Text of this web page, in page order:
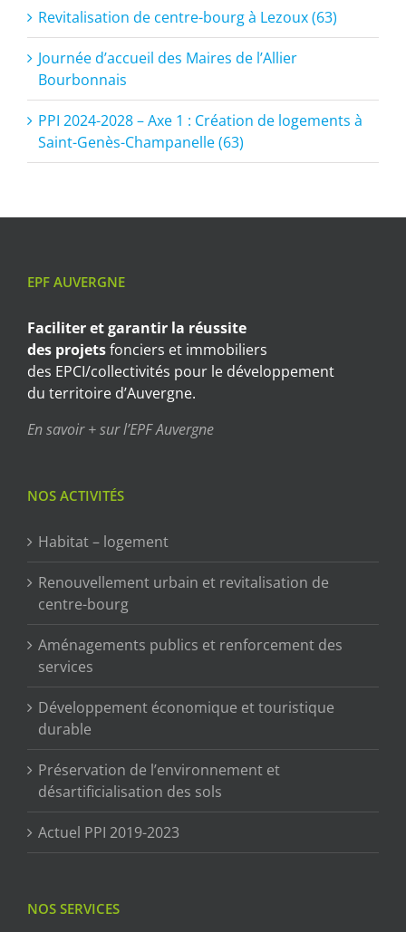
Revitalisation de centre-bourg à Lezoux (63)
Journée d’accueil des Maires de l’Allier
Bourbonnais
PPI 2024-2028 – Axe 1 : Création de logements à
Saint-Genès-Champanelle (63)
EPF AUVERGNE
Faciliter et garantir la réussite
des projetsfonciers et immobiliers
des EPCI/collectivités pour le développement
du territoire d’Auvergne.
En savoir + sur l’EPF Auvergne
NOS ACTIVITÉS
Habitat – logement
Renouvellement urbain et revitalisation de
centre-bourg
Aménagements publics et renforcement des
services
Développement économique et touristique
durable
Préservation de l’environnement et
désartificialisation des sols
Actuel PPI 2019-2023
NOS SERVICES